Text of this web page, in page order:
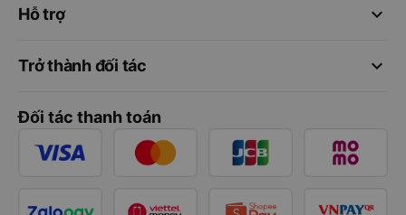
keyboard_arrow_down
Hỗ trợ
keyboard_arrow_down
Trở thành đối tác
Đối tác thanh toán